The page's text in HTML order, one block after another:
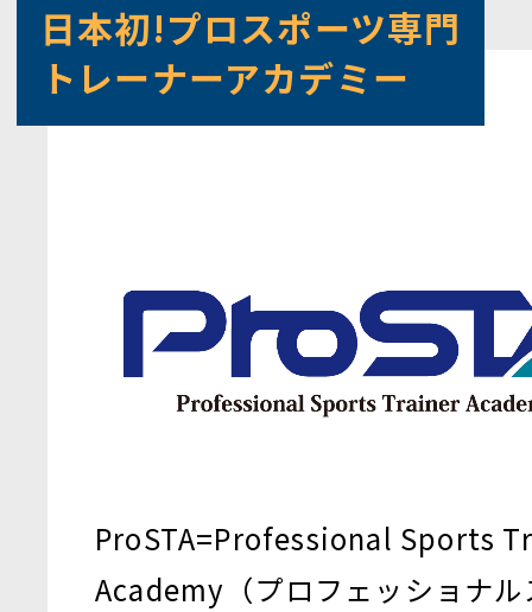
治療院向けプログラム
専門学校向けプログラム
お問い合わ
無料カウン
日本初!プロスポーツ専門
トレーナーアカデミー
ProSTA=Professional Sports
Academy（プロフェッショナ